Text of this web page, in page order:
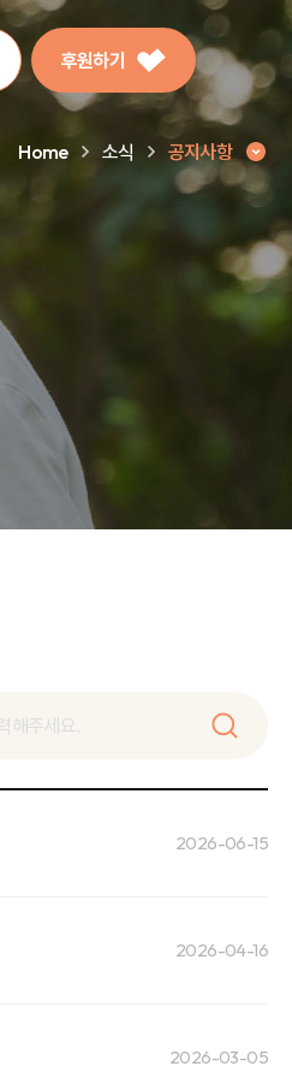
후원하기
Home 소식 공지사항
2026-06-15
2026-04-16
2026-03-05